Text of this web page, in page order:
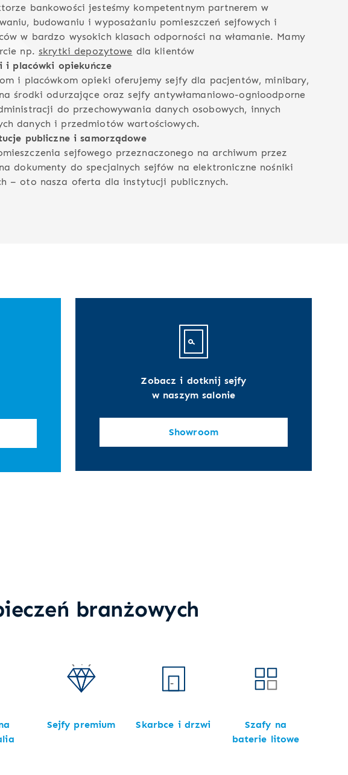
bankowości jesteśmy kompetentnym partnerem w
budowaniu i wyposażaniu pomieszczeń sejfowych i
w bardzo wysokich klasach odporności na włamanie. Mamy
np. skrytki depozytowe dla klientów
i placówki opiekuńcze
i placówkom opieki oferujemy sejfy dla pacjentów, minibary,
środki odurzające oraz sejfy antywłamaniowo-ognioodporne
do przechowywania danych osobowych, innych
danych i przedmiotów wartościowych.
publiczne i samorządowe
sejfowego przeznaczonego na archiwum przez
dokumenty do specjalnych sejfów na elektroniczne nośniki
– oto nasza oferta dla instytucji publicznych.
Zobacz i dotknij sejfy
w naszym salonie
Showroom
branżowych
Sejfy premium Skarbce i drzwi
Szafy na
baterie litowe